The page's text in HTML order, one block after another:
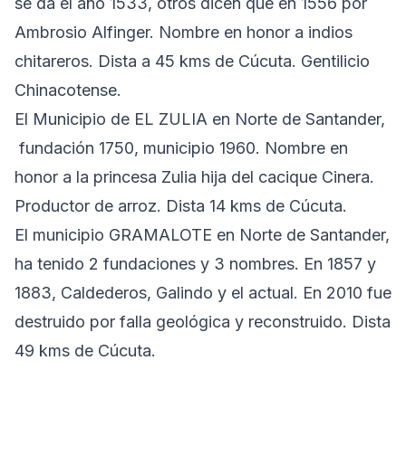
Ambrosio Alfinger. Nombre en honor a indios
chitareros. Dista a 45 kms de Cúcuta. Gentilicio
Chinacotense.
El Municipio de EL ZULIA en Norte de Santander,
fundación 1750, municipio 1960. Nombre en
honor a la princesa Zulia hija del cacique Cinera.
Productor de arroz. Dista 14 kms de Cúcuta.
El municipio GRAMALOTE en Norte de Santander,
ha tenido 2 fundaciones y 3 nombres. En 1857 y
1883, Caldederos, Galindo y el actual. En 2010 fue
destruido por falla geológica y reconstruido. Dista
49 kms de Cúcuta.